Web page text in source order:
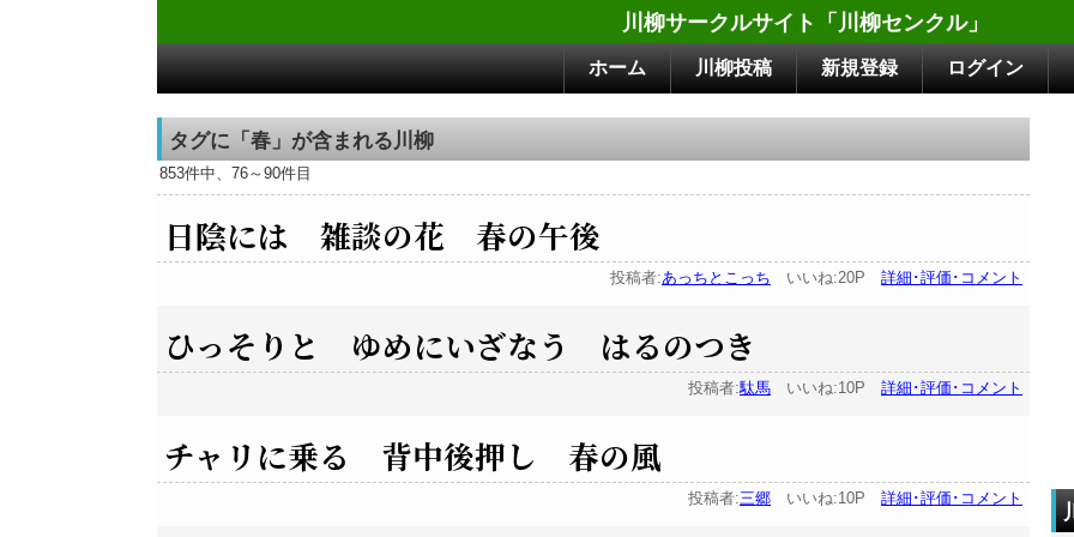
川柳サークルサイト「川柳センクル」
ホーム 川柳投稿 新規登録 ログイン
タグに「春」が含まれる川柳
853件中、76～90件目
日陰には 雑談の花 春の午後
投稿者:あっちとこっち いいね:20P 詳細･評価･コメント
ひっそりと ゆめにいざなう はるのつき
投稿者:駄馬 いいね:10P 詳細･評価･コメント
チャリに乗る 背中後押し 春の風
投稿者:三郷 いいね:10P 詳細･評価･コメント